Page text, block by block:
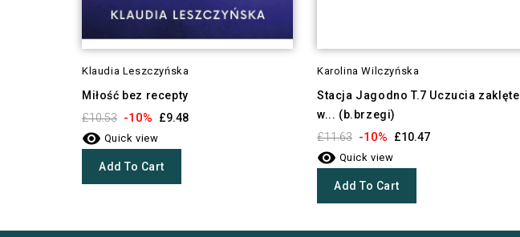
Klaudia Leszczyńska
Miłość bez recepty
£10.53 -10% £9.48
 Quick view
Add To Cart
Karolina Wilczyńska
Stacja Jagodno T.7 Uczucia zaklęte
w... (b.brzegi)
£11.63 -10% £10.47
 Quick view
Add To Cart